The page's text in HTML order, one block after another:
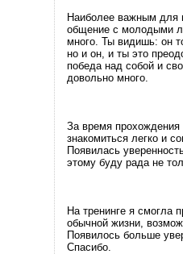
Наиболее важным для
общение с молодыми
много. Ты видишь: он
но и он, и ты это
победа над собой и
довольно много.
За время прохождения
знакомиться легко и
Появилась
этому буду рада не
На тренинге я смогла
обычной жизни,
Появилось больше
Спасибо.